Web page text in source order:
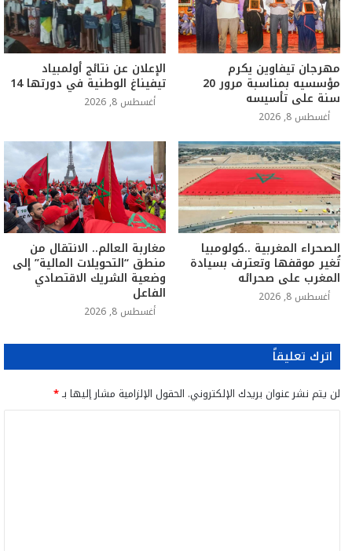
مهرجان تيفاوين يكرم
مؤسسيه بمناسبة مرور 20
سنة على تأسيسه
أغسطس 8, 2026
الإعلان عن نتائج أولمبياد
تيفيناغ الوطنية في دورتها 14
أغسطس 8, 2026
الصحراء المغربية ..كولومبيا
تُغير موقفها وتعترف بسيادة
المغرب على صحرائه
أغسطس 8, 2026
مغاربة العالم.. الانتقال من
منطق “التحويلات المالية” إلى
وضعية الشريك الاقتصادي
الفاعل
أغسطس 8, 2026
اترك تعليقاً
لن يتم نشر عنوان بريدك الإلكتروني. الحقول الإلزامية مشار إليها بـ*